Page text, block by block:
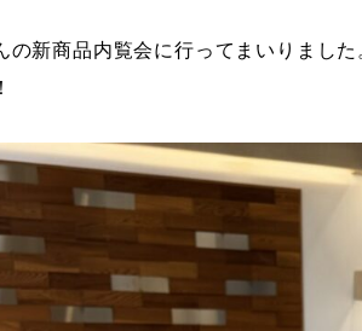
の新商品内覧会に行ってまいりまし